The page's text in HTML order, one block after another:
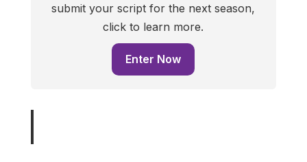
submit your script for the next season,
click to learn more.
Enter Now